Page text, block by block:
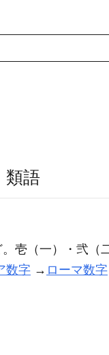
類語
壱（一）・弐（
数字 → ローマ数字